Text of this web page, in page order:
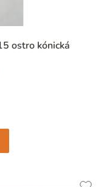
ostro kónická